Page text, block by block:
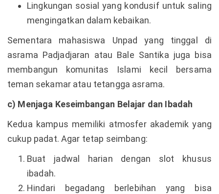
Lingkungan sosial yang kondusif untuk saling
mengingatkan dalam kebaikan.
Sementara mahasiswa Unpad yang tinggal di
asrama Padjadjaran atau Bale Santika juga bisa
membangun komunitas Islami kecil bersama
teman sekamar atau tetangga asrama.
c) Menjaga Keseimbangan Belajar dan Ibadah
Kedua kampus memiliki atmosfer akademik yang
cukup padat. Agar tetap seimbang:
Buat jadwal harian dengan slot khusus
ibadah.
Hindari begadang berlebihan yang bisa